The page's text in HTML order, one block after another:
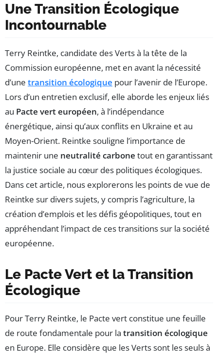
Une Transition Écologique
Incontournable
Terry Reintke, candidate des Verts à la tête de la
Commission européenne, met en avant la nécessité
d’une transition écologique pour l’avenir de l’Europe.
Lors d’un entretien exclusif, elle aborde les enjeux liés
au Pacte vert européen, à l’indépendance
énergétique, ainsi qu’aux conflits en Ukraine et au
Moyen-Orient. Reintke souligne l’importance de
maintenir une neutralité carbone tout en garantissant
la justice sociale au cœur des politiques écologiques.
Dans cet article, nous explorerons les points de vue de
Reintke sur divers sujets, y compris l’agriculture, la
création d’emplois et les défis géopolitiques, tout en
appréhendant l’impact de ces transitions sur la société
européenne.
Le Pacte Vert et la Transition
Écologique
Pour Terry Reintke, le Pacte vert constitue une feuille
de route fondamentale pour la transition écologique
en Europe. Elle considère que les Verts sont les seuls à